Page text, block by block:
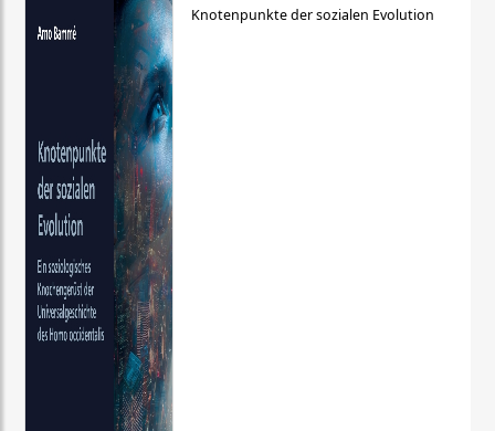
Knotenpunkte der sozialen Evolution